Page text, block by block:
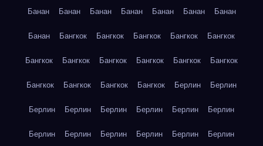
Банан Банан Банан Банан Банан Банан Банан
Банан Бангкок Бангкок Бангкок Бангкок Бангкок
Бангкок Бангкок Бангкок Бангкок Бангкок Бангкок
Бангкок Бангкок Бангкок Бангкок Берлин Берлин
Берлин Берлин Берлин Берлин Берлин Берлин
Берлин Берлин Берлин Берлин Берлин Берлин